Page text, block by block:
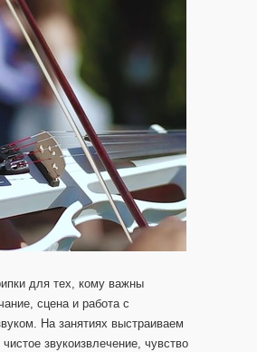
для тех, кому важны
сцена и работа с
На занятиях выстраиваем
звукоизвлечение, чувство